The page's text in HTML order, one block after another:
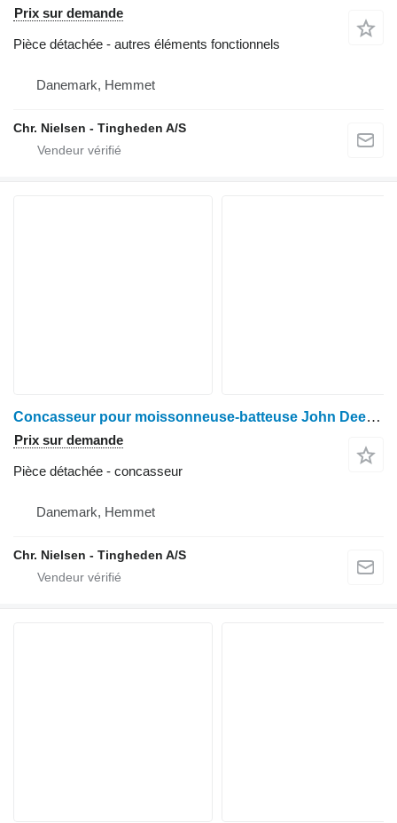
Prix sur demande
Pièce détachée - autres éléments fonctionnels
Danemark, Hemmet
Chr. Nielsen - Tingheden A/S
Concasseur pour moissonneuse-batteuse John Deere 1085
Prix sur demande
Pièce détachée - concasseur
Danemark, Hemmet
Chr. Nielsen - Tingheden A/S